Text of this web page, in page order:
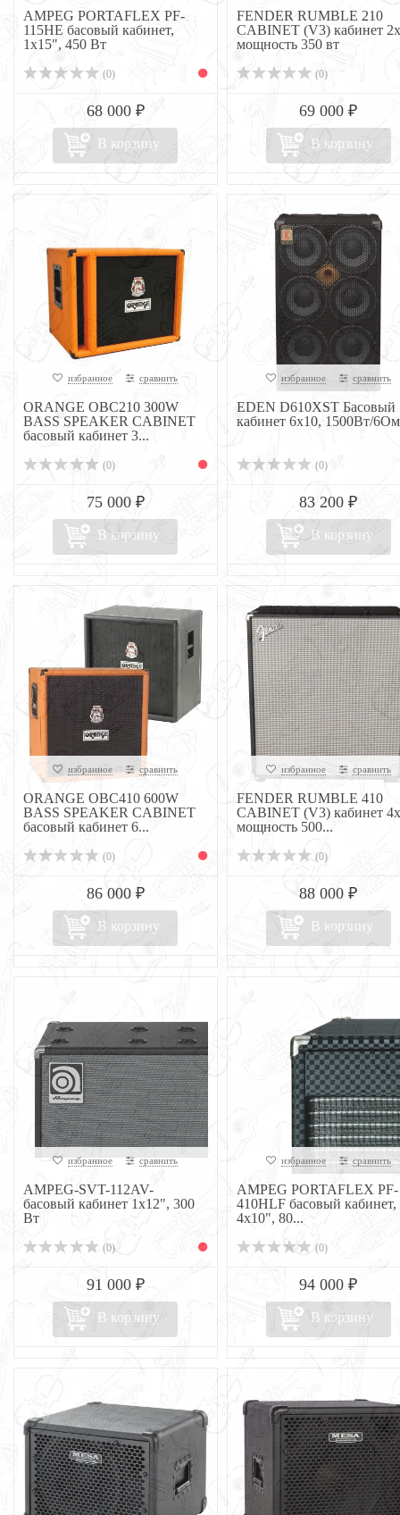
AMPEG PORTAFLEX PF-
115HE басовый кабинет,
1x15", 450 Вт
(0)
68 000 ₽
В корзину
FENDER RUMBLE 210
CABINET (V3) кабинет
мощность 350 вт
(0)
69 000 ₽
В корзину
избранное сравнить
ORANGE OBC210 300W
BASS SPEAKER CABINET
басовый кабинет 3...
(0)
75 000 ₽
В корзину
избранное сравнить
EDEN D610XST Басовый
кабинет 6x10, 1500Вт/6Ом
(0)
83 200 ₽
В корзину
избранное сравнить
ORANGE OBC410 600W
BASS SPEAKER CABINET
басовый кабинет 6...
(0)
86 000 ₽
В корзину
избранное сравнить
FENDER RUMBLE 410
CABINET (V3) кабинет
мощность 500...
(0)
88 000 ₽
В корзину
избранное сравнить
AMPEG-SVT-112AV-
басовый кабинет 1х12", 300
Вт
(0)
91 000 ₽
В корзину
избранное сравнить
AMPEG PORTAFLEX PF-
410HLF басовый кабинет,
4x10", 80...
(0)
94 000 ₽
В корзину